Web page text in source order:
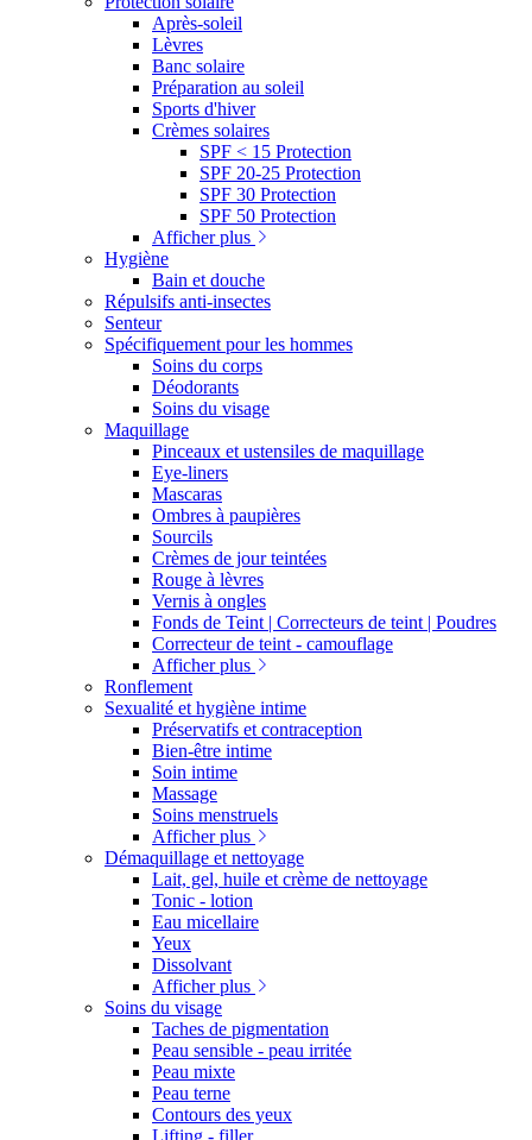
Après-soleil
Lèvres
Banc solaire
Préparation au soleil
Sports d'hiver
Crèmes solaires
SPF < 15 Protection
SPF 20-25 Protection
SPF 30 Protection
SPF 50 Protection
Afficher plus
Hygiène
Bain et douche
Répulsifs anti-insectes
Senteur
Spécifiquement pour les hommes
Soins du corps
Déodorants
Soins du visage
Maquillage
Pinceaux et ustensiles de maquillage
Eye-liners
Mascaras
Ombres à paupières
Sourcils
Crèmes de jour teintées
Rouge à lèvres
Vernis à ongles
Fonds de Teint | Correcteurs de teint | Poudres
Correcteur de teint - camouflage
Afficher plus
Ronflement
Sexualité et hygiène intime
Préservatifs et contraception
Bien-être intime
Soin intime
Massage
Soins menstruels
Afficher plus
Démaquillage et nettoyage
Lait, gel, huile et crème de nettoyage
Tonic - lotion
Eau micellaire
Yeux
Dissolvant
Afficher plus
Soins du visage
Taches de pigmentation
Peau sensible - peau irritée
Peau mixte
Peau terne
Contours des yeux
Lifting - filler